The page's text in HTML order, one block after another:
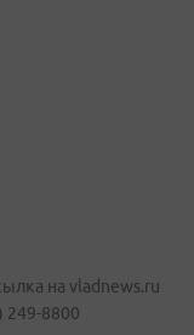
на vladnews.ru
249-8800